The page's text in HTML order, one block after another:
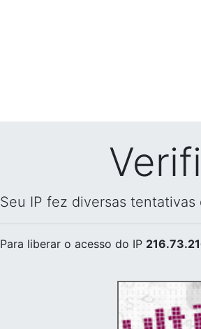
Seu IP fez diversas
Para liberar o acesso do IP